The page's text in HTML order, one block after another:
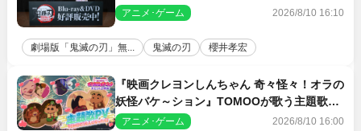
とは？ イベントレポート到着
アニメ･ゲーム 2026/8/10 16:10
劇場版「鬼滅の刃」無... 鬼滅の刃 櫻井孝宏
『映画クレヨンしんちゃん 奇々怪々！オラの
妖怪バケ～ション』TOMOOが歌う主題歌
「大人になったら」PV解禁
アニメ･ゲーム 2026/8/10 16:00